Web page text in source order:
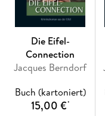
Schütz/WDR)
ZEIT) 'Außer
großes Sittengemälde
Nachrichten)
Die Eifel-
Connection
Jacques Berndorf
Buch (kartoniert)
15,00 €*